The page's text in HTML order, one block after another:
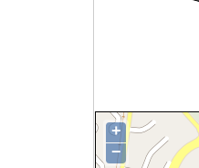
+
−